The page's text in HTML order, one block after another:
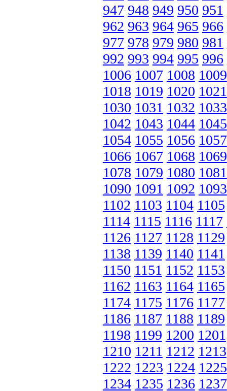
947 948 949 950 951
962 963 964 965 966
977 978 979 980 981
992 993 994 995 996
1006 1007 1008 1009
1018 1019 1020 1021
1030 1031 1032 1033
1042 1043 1044 1045
1054 1055 1056 1057
1066 1067 1068 1069
1078 1079 1080 1081
1090 1091 1092 1093
1102 1103 1104 1105
1114 1115 1116 1117
1126 1127 1128 1129
1138 1139 1140 1141
1150 1151 1152 1153
1162 1163 1164 1165
1174 1175 1176 1177
1186 1187 1188 1189
1198 1199 1200 1201
1210 1211 1212 1213
1222 1223 1224 1225
1234 1235 1236 1237